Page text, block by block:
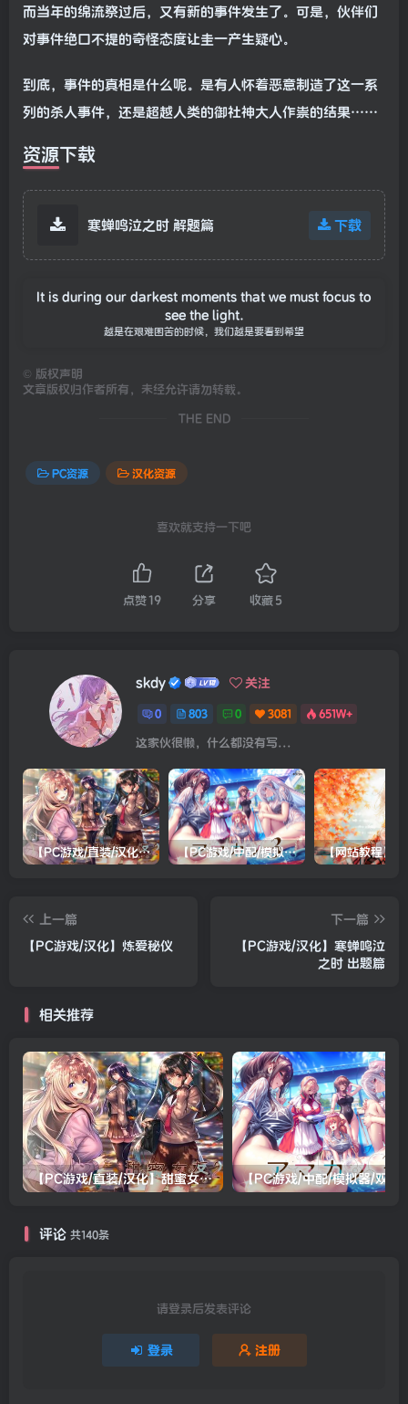
而当年的绵流祭过后，又有新的事件发生了。可是，伙伴们
对事件绝口不提的奇怪态度让圭一产生疑心。
到底，事件的真相是什么呢。是有人怀着恶意制造了这一系
列的杀人事件，还是超越人类的御社神大人作祟的结果……
资源下载
寒蝉鸣泣之时 解题篇 下载
It is during our darkest moments that we must focus to
see the light.
越是在艰难困苦的时候，我们越是要看到希望
© 版权声明
文章版权归作者所有，未经允许请勿转载。
THE END
PC资源 汉化资源
喜欢就支持一下吧
点赞19 分享 收藏 5
skdy 关注
0 803 0 3081 651W+
这家伙很懒，什么都没有写...
【PC游戏/直装/汉化】甜蜜女友2(包含甜蜜女友2+) 【PC游戏/中配/模拟器/双系统直装/机翻】アマカノ３（甜蜜女友3）
上一篇
【PC游戏/汉化】炼爱秘仪
下一篇
【PC游戏/汉化】寒蝉鸣泣
之时 出题篇
相关推荐
【PC游戏/直装/汉化】甜蜜女友2(包含甜蜜女友2+)
评论 共140条
请登录后发表评论
登录 注册